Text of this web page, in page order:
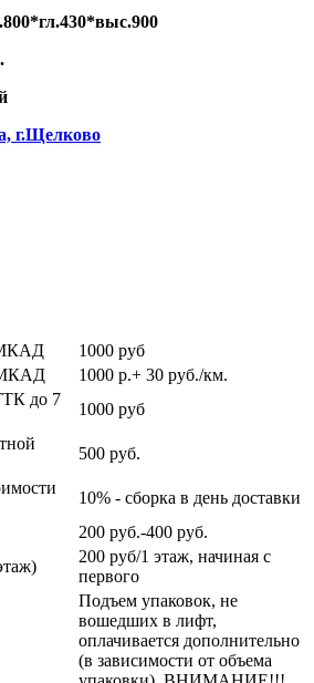
г.Щелково
МКАД
1000 руб
МКАД
1000 р.+ 30 руб./км.
до 7
1000 руб
500 руб.
10% - сборка в день доставки
200 руб.-400 руб.
200 руб/1 этаж, начиная с
первого
Подъем упаковок, не
вошедших в лифт,
оплачивается дополнительно
(в зависимости от объема